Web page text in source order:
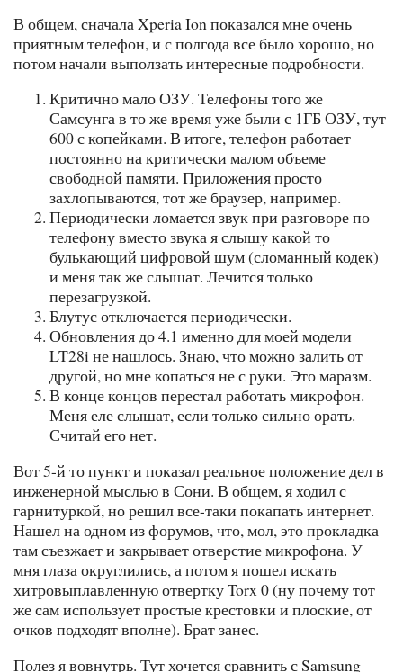
В общем, сначала Xperia Ion показался мне очень
приятным телефон, и с полгода все было хорошо, но
потом начали выползать интересные подробности.
Критично мало ОЗУ. Телефоны того же
Самсунга в то же время уже были с 1ГБ ОЗУ, тут
600 с копейками. В итоге, телефон работает
постоянно на критически малом объеме
свободной памяти. Приложения просто
захлопываются, тот же браузер, например.
Периодически ломается звук при разговоре по
телефону вместо звука я слышу какой то
булькающий цифровой шум (сломанный кодек)
и меня так же слышат. Лечится только
перезагрузкой.
Блутус отключается периодически.
Обновления до 4.1 именно для моей модели
LT28i не нашлось. Знаю, что можно залить от
другой, но мне копаться не с руки. Это маразм.
В конце концов перестал работать микрофон.
Меня еле слышат, если только сильно орать.
Считай его нет.
Вот 5-й то пункт и показал реальное положение дел в
инженерной мыслью в Сони. В общем, я ходил с
гарнитуркой, но решил все-таки покапать интернет.
Нашел на одном из форумов, что, мол, это прокладка
там съезжает и закрывает отверстие микрофона. У
мня глаза округлились, а потом я пошел искать
хитровыплавленную отвертку Torx 0 (ну почему тот
же сам использует простые крестовки и плоские, от
очков подходят вполне). Брат занес.
Полез я вовнутрь. Тут хочется сравнить с Samsung